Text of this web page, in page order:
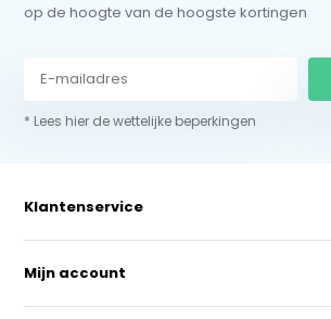
op de hoogte van de hoogste kortingen
* Lees hier de wettelijke beperkingen
Klantenservice
Mijn account